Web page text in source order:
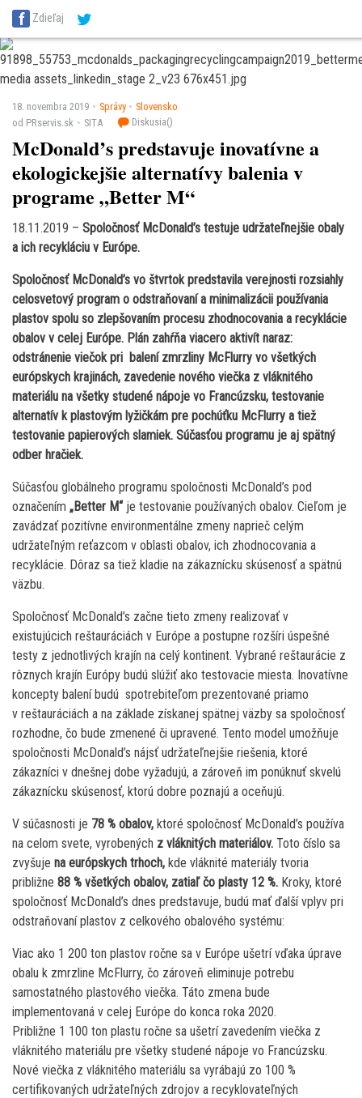
SITA Energetika
SITA Školstvo
Zdieľaj
18. novembra 2019 Správy
Slovensko
od PRservis.sk
SITA Diskusia()
McDonald’s predstavuje inovatívne a
ekologickejšie alternatívy balenia v
programe „Better M“
18.11.2019 – Spoločnosť McDonald’s testuje udržateľnejšie obaly
a ich recykláciu v Európe.
Spoločnosť McDonald’s vo štvrtok predstavila verejnosti rozsiahly
celosvetový program o odstraňovaní a minimalizácii používania
plastov spolu so zlepšovaním procesu zhodnocovania a recyklácie
obalov v celej Európe. Plán zahŕňa viacero aktivít naraz:
odstránenie viečok pri balení zmrzliny McFlurry vo všetkých
európskych krajinách, zavedenie nového viečka z vláknitého
materiálu na všetky studené nápoje vo Francúzsku, testovanie
alternatív k plastovým lyžičkám pre pochúťku McFlurry a tiež
testovanie papierových slamiek. Súčasťou programu je aj spätný
odber hračiek.
Súčasťou globálneho programu spoločnosti McDonald’s pod
označením „Better M“je testovanie používaných obalov. Cieľom je
zavádzať pozitívne environmentálne zmeny naprieč celým
udržateľným reťazcom v oblasti obalov, ich zhodnocovania a
recyklácie. Dôraz sa tiež kladie na zákaznícku skúsenosť a spätnú
väzbu.
Spoločnosť McDonald’s začne tieto zmeny realizovať v
existujúcich reštauráciách v Európe a postupne rozšíri úspešné
testy z jednotlivých krajín na celý kontinent. Vybrané reštaurácie z
rôznych krajín Európy budú slúžiť ako testovacie miesta. Inovatívne
koncepty balení budú spotrebiteľom prezentované priamo
v reštauráciách a na základe získanej spätnej väzby sa spoločnosť
rozhodne, čo bude zmenené či upravené. Tento model umožňuje
spoločnosti McDonald’s nájsť udržateľnejšie riešenia, ktoré
zákazníci v dnešnej dobe vyžadujú, a zároveň im ponúknuť skvelú
zákaznícku skúsenosť, ktorú dobre poznajú a oceňujú.
V súčasnosti je 78 % obalov, ktoré spoločnosť McDonald’s používa
na celom svete, vyrobených z vláknitých materiálov. Toto číslo sa
zvyšuje na európskych trhoch, kde vláknité materiály tvoria
približne 88 % všetkých obalov, zatiaľ čo plasty 12 %. Kroky, ktoré
spoločnosť McDonald’s dnes predstavuje, budú mať ďalší vplyv pri
odstraňovaní plastov z celkového obalového systému:
Viac ako 1 200 ton plastov ročne sa v Európe ušetrí vďaka úprave
obalu k zmrzline McFlurry, čo zároveň eliminuje potrebu
samostatného plastového viečka. Táto zmena bude
implementovaná v celej Európe do konca roka 2020.
Približne 1 100 ton plastu ročne sa ušetrí zavedením viečka z
vláknitého materiálu pre všetky studené nápoje vo Francúzsku.
Nové viečka z vláknitého materiálu sa vyrábajú zo 100 %
certifikovaných udržateľných zdrojov a recyklovateľných